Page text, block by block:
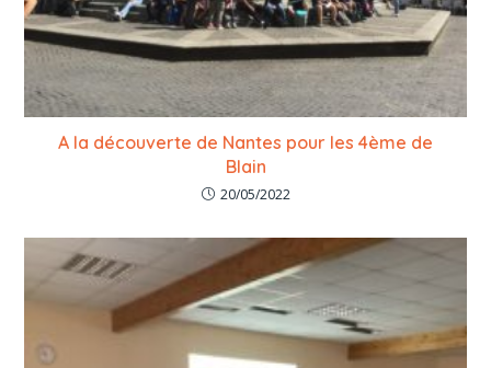
A la découverte de Nantes pour les 4ème de
Blain
20/05/2022